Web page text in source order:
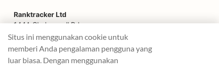
SEO untuk Toko Bunga
SEO untuk Pengadilan Makanan
SEO untuk Truk Makanan
Ranktracker Ltd
144A Clerkenwell Rd
London, EC1R 5DF
Company No: 08820809
felix@ranktracker.com
Situs ini menggunakan cookie untuk
memberi Anda pengalaman pengguna yang
luar biasa. Dengan menggunakan